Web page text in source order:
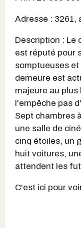
Adresse : 3261,
Description : Le
est réputé pour
somptueuses
demeure est
majeure au plus
l'empêche pas
Sept chambres
une salle de
cinq étoiles, un
huit voitures,
attendent les
C'est ici pour